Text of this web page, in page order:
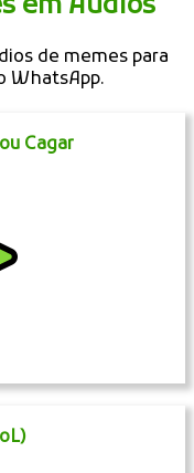
de memes para
WhatsApp.
Cagar